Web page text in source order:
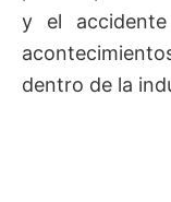
y el
dentro de la